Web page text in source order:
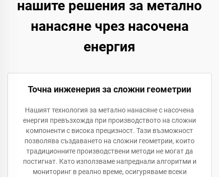
нашите решения за метално
нанасяне чрез насочена
енергия
Точна инженерия за сложни геометрии
Нашият технология за метално нанасяне с насочена
енергия превъзхожда при производството на сложни
компоненти с висока прецизност. Тази възможност
позволява създаването на сложни геометрии, които
традиционните производствени методи не могат да
постигнат. Като използваме напреднали алгоритми и
мониторинг в реално време, осигуряваме всеки